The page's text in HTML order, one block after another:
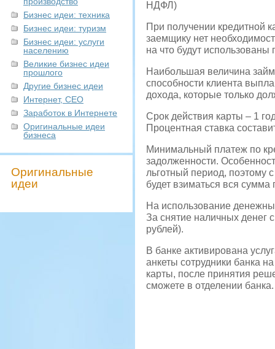
Бизнес идеи: техника
Бизнес идеи: туризм
Бизнес идеи: услуги
населению
Великие бизнес идеи
прошлого
Другие бизнес идеи
Интернет, СЕО
Заработок в Интернете
Оригинальные идеи
бизнеса
Оригинальные
идеи
НДФЛ)
При получении кредитной
заемщику нет
на что будут
Наибольшая величина
способности клиента
дохода, которые только
Срок действия карты – 1
Процентная ставка
Минимальный платеж по
задолженности.
льготный период, поэтому
будет взиматься вся сумма
На использование
За снятие наличных денег
рублей).
В банке активирована
анкеты сотрудники банка
карты, после принятия
сможете в отделении банка.